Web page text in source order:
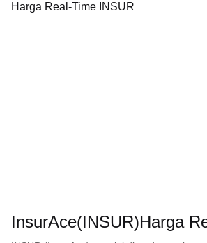
Harga Real-Time INSUR
InsurAce(INSUR)Harga